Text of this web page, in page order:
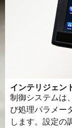
インテリジェン
制御システムは
び処理パラメー
します。設定の